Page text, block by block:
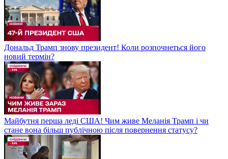
Дональд Трамп знову президент! Коли розпочнеться його
новий термін?
Майбутня перша леді США! Чим живе Меланія Трамп і чи
стане вона більш публічною після повернення статусу?